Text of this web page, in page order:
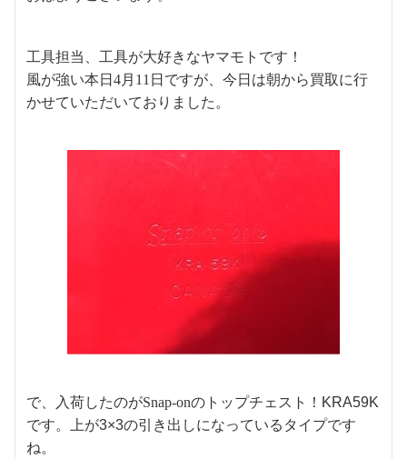
工具担当、工具が大好きなヤマモトです！
風が強い本日4月11日ですが、今日は朝から買取に行
かせていただいておりました。
で、入荷したのがSnap-onのトップチェスト！ KRA59K
です。上が3×3の引き出しになっているタイプです
ね。